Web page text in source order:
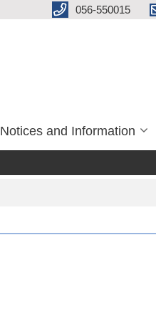
056-550015
Notices and Information